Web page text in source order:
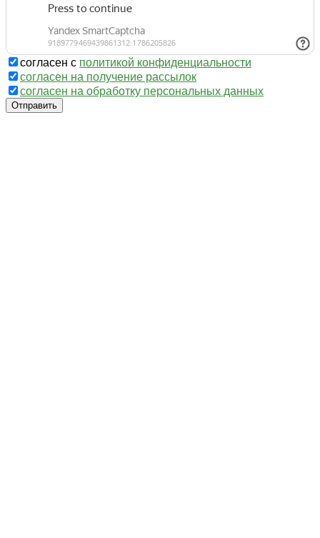
согласен с политикой конфиденциальности
согласен на получение рассылок
согласен на обработку персональных данных
Отправить